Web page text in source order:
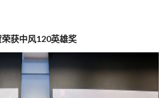
荣获中风120英雄奖